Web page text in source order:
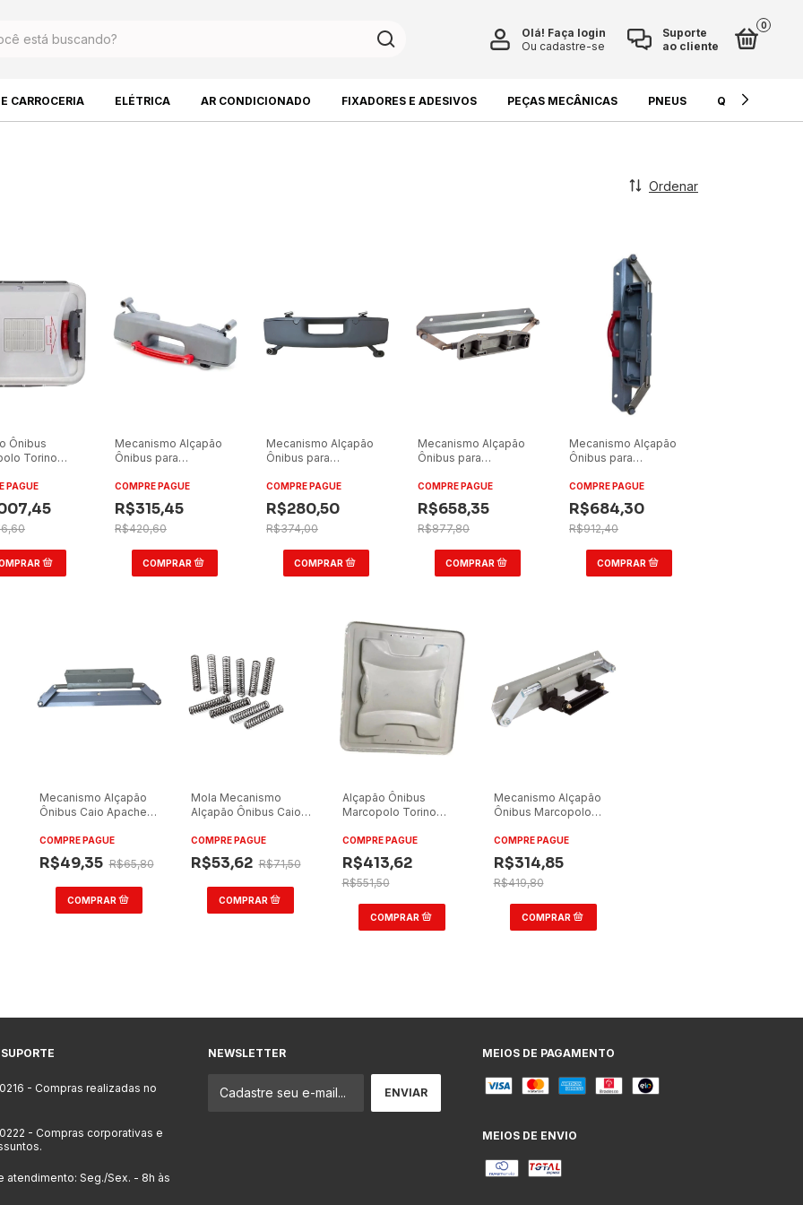
Suporte
ao cliente
Olá! Faça login
Ou cadastre-se
0
CARROCERIA ELÉTRICA AR CONDICIONADO FIXADORES E ADESIVOS PEÇAS MECÂNICAS PNEUS QUÍMICOS E
Ordenar
Ônibus
Torino
Completo
PAGUE
Mecanismo Alçapão
Ônibus para
Emergência
COMPRE PAGUE
R$315,45
R$420,60
Mecanismo Alçapão
Ônibus para
G7
COMPRE PAGUE
R$280,50
R$374,00
Mecanismo Alçapão
Ônibus para
2019
COMPRE PAGUE
R$658,35
R$877,80
Mecanismo Alçapão
Ônibus para
2019
COMPRE PAGUE
R$684,30
R$912,40
Mecanismo Alçapão
Ônibus Caio Apache
COMPRE PAGUE
R$49,35 R$65,80
Mola Mecanismo
Alçapão Ônibus Caio
(Caixa com 10)
COMPRE PAGUE
R$53,62 R$71,50
Alçapão Ônibus
Marcopolo Torino
COMPRE PAGUE
R$413,62
R$551,50
Mecanismo Alçapão
Ônibus Marcopolo
com Saída
Emergência
COMPRE PAGUE
R$314,85
R$419,80
- Compras realizadas no
- Compras corporativas e
atendimento: Seg./Sex. - 8h às
NEWSLETTER MEIOS DE PAGAMENTO
MEIOS DE ENVIO